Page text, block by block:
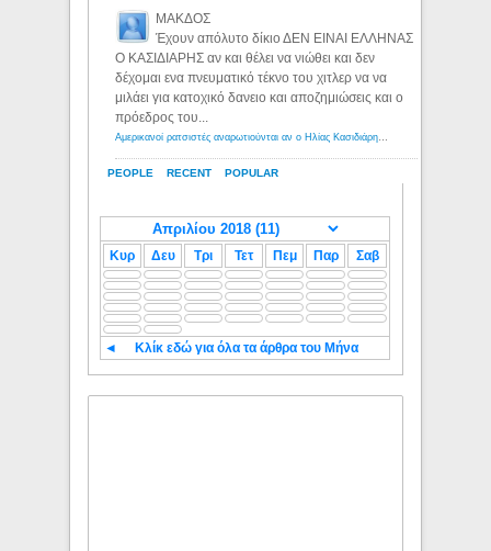
PEOPLE RECENT POPULAR
ΜΑΚΔΟΣ
Έχουν απόλυτο δίκιο ΔΕΝ ΕΙΝΑΙ ΕΛΛΗΝΑΣ
Ο ΚΑΣΙΔΙΑΡΗΣ αν και θέλει να νιώθει και δεν
δέχομαι ενα πνευματικό τέκνο του χιτλερ να να
μιλάει για κατοχικό δανειο και αποζημιώσεις και ο
πρόεδρος του...
Αμερικανοί ρατσιστές αναρωτιούνται αν ο Ηλίας Κασιδιάρης ανήκει στη λευκή φυλή... - Λόγιος Ερμής
Κυρ Δευ Τρι Τετ Πεμ Παρ Σαβ
◄ Κλίκ εδώ για όλα τα άρθρα του Μήνα